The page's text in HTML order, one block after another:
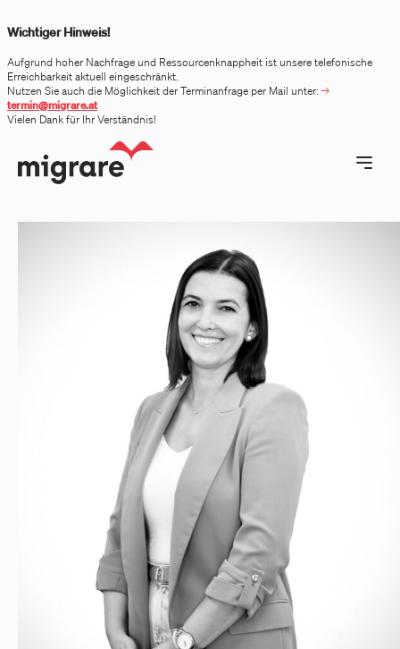
Wichtiger Hinweis!
Aufgrund hoher Nachfrage und Ressourcenknappheit ist unsere telefonische
Erreichbarkeit aktuell eingeschränkt.
Nutzen Sie auch die Möglichkeit der Terminanfrage per Mail unter:
termin@migrare.at
Vielen Dank für Ihr Verständnis!
Open